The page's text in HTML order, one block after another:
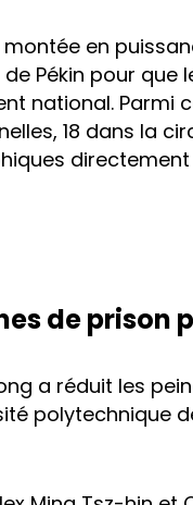
en
Pékin pour
national. Parmi
18 dans la
directement
de prison
a réduit les
polytechnique